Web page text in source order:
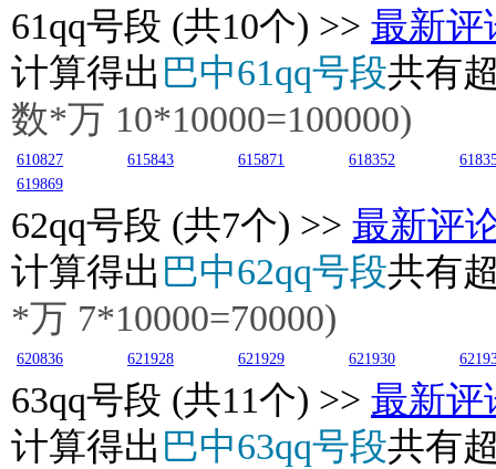
61qq号段 (共10个) >> 最新评
计算得出 巴中61qq号段共有
数*万 10*10000=100000)
610827 615843 615871 618352
619869
62qq号段 (共7个) >> 最新评
计算得出 巴中62qq号段共有
*万 7*10000=70000)
620836 621928 621929 621930
63qq号段 (共11个) >> 最新评
计算得出 巴中63qq号段共有